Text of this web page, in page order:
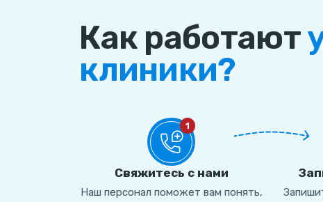
Как работают
клиники?
1
Свяжитесь с нами
Наш персонал поможет вам понять,